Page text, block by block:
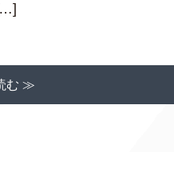
む ≫